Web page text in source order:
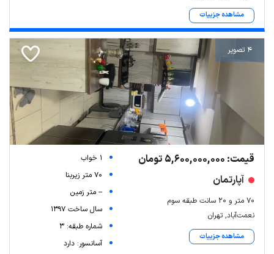
مشاهده جزییات
4 تصویر
قیمت: 5,600,000,000 تومان
آپارتمان
۷۰ متر و ۲۰ سانت طبقه سوم
نعمت‌آباد, تهران
مشاهده جزییات
1 خواب
70 متر زیربنا
-- متر زمین
سال ساخت 1397
شماره طبقه: 3
آسانسور: دارد